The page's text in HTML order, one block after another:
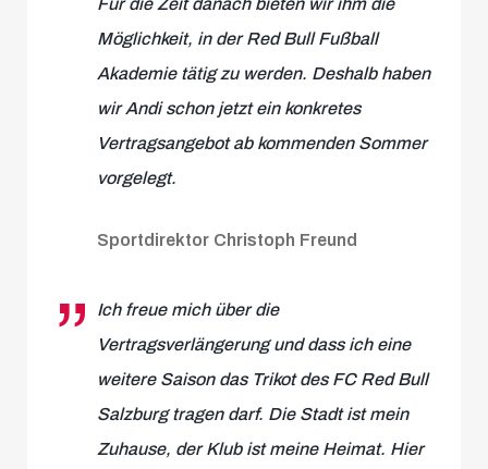
Möglichkeit, in der Red Bull Fußball
Akademie tätig zu werden. Deshalb haben
wir Andi schon jetzt ein konkretes
Vertragsangebot ab kommenden Sommer
vorgelegt.
Sportdirektor Christoph Freund
Ich freue mich über die
Vertragsverlängerung und dass ich eine
weitere Saison das Trikot des FC Red Bull
Salzburg tragen darf. Die Stadt ist mein
Zuhause, der Klub ist meine Heimat. Hier